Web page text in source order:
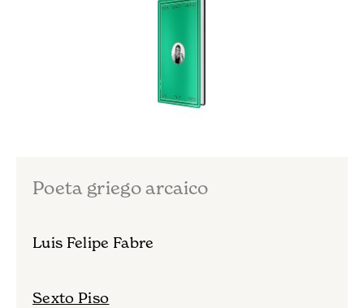
Poeta griego arcaico
Luis Felipe Fabre
Sexto Piso